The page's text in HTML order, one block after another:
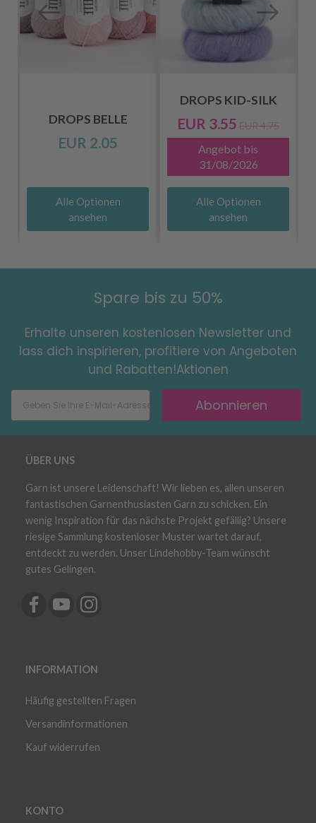
DROPS BELLE
EUR 2.05
Alle Optionen
ansehen
DROPS KID-SILK
EUR 3.55 EUR 4.75
Angebot bis
31/08/2026
Alle Optionen
ansehen
Spare bis zu 50%
Erhalte unseren kostenlosen Newsletter und
lass dich inspirieren, profitiere von Angeboten
und Rabatten!Aktionen
Abonnieren
ÜBER UNS
Garn ist unsere Leidenschaft! Wir lieben es, allen unseren
fantastischen Garnenthusiasten Garn zu schicken. Ein
wenig Inspiration für das nächste Projekt gefällig? Unsere
riesige Sammlung kostenloser Muster wartet darauf,
entdeckt zu werden. Unser Lindehobby-Team wünscht
gutes Gelingen.
INFORMATION
Häufig gestellten Fragen
Versandinformationen
Kauf widerrufen
KONTO